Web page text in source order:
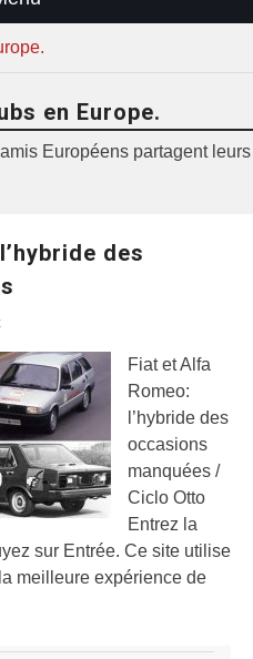
en Europe.
Européens partagent leurs
des
Fiat et Alfa
Romeo:
l’hybride des
occasions
manquées /
Ciclo Otto
Entrez la
sur Entrée. Ce site utilise
meilleure expérience de